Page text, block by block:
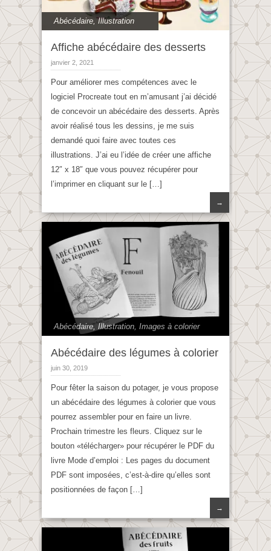
Abécédaire,Illustration
Affiche abécédaire des desserts
janvier 2, 2021
Pour améliorer mes compétences avec le
logiciel Procreate tout en m’amusant j’ai décidé
de concevoir un abécédaire des desserts. Après
avoir réalisé tous les dessins, je me suis
demandé quoi faire avec toutes ces
illustrations. J’ai eu l’idée de créer une affiche
12″ x 18″ que vous pouvez récupérer pour
l’imprimer en cliquant sur le […]
→
Abécédaire, Illustration, Images à colorier
Abécédaire des légumes à colorier
juin 30, 2019
Pour fêter la saison du potager, je vous propose
un abécédaire des légumes à colorier que vous
pourrez assembler pour en faire un livre.
Prochain trimestre les fleurs. Cliquez sur le
bouton «télécharger» pour récupérer le PDF du
livre Mode d’emploi : Les pages du document
PDF sont imposées, c’est-à-dire qu’elles sont
positionnées de façon […]
→